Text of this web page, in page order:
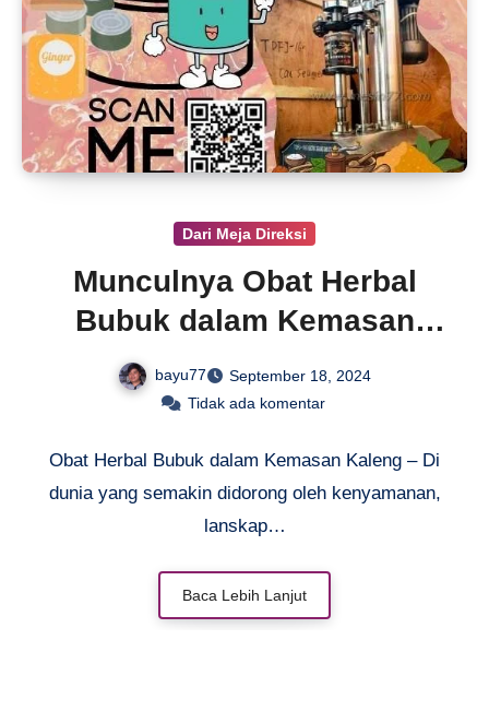
Dari Meja Direksi
Munculnya Obat Herbal
Bubuk dalam Kemasan
Kaleng yang Inovatif
bayu77
September 18, 2024
Tidak ada komentar
Obat Herbal Bubuk dalam Kemasan Kaleng – Di
dunia yang semakin didorong oleh kenyamanan,
lanskap…
Baca Lebih Lanjut